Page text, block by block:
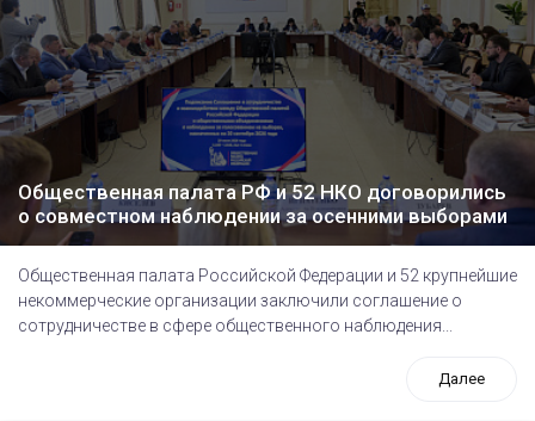
Общественная палата РФ и 52 НКО договорились
о совместном наблюдении за осенними выборами
Общественная палата Российской Федерации и 52 крупнейшие
некоммерческие организации заключили соглашение о
сотрудничестве в сфере общественного наблюдения...
Далее